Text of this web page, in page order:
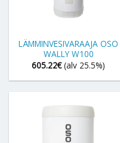
LÄMMINVESIVARAAJA OSO
WALLY W100
605.22€ (alv 25.5%)